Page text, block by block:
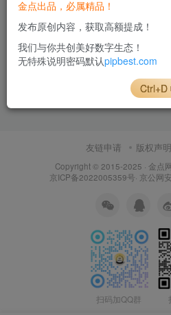
友链申请 版权声明
Copyright © 2015-2025 · 金点
京ICP备2022005359号· 京公网
扫码加QQ群
金点出品，必属精品！
发布原创内容，获取高额提成！
我们与你共创美好数字生态！
无特殊说明密码默认pipbest.com
Ctrl+D